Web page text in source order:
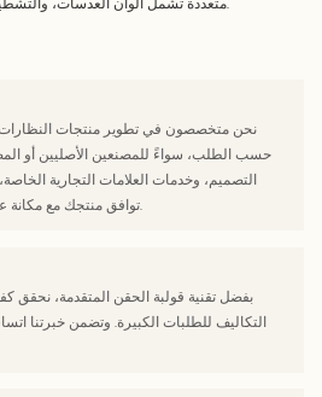
متعددة تشمل ألوان العدسات، والتشطيبات العاكسة، وإضافة الشعارات.
نحن متخصصون في تطوير منتجات النظارات
حسب الطلب، سواءً للمصنعين الأصليين أو
التصميم، وخدمات العلامات التجارية
توافق منتجك مع مكانة علامتك التجارية ومتطلبات السوق.
بفضل تقنية قولبة الحقن المتقدمة، نحقق
التكاليف للطلبات الكبيرة. وتضمن خبرتنا